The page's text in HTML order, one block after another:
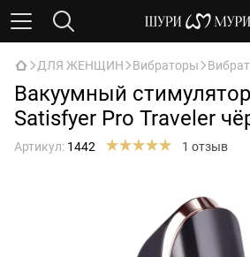
ДЛЯ ЖЕНЩИН Вибраторы
Вакуумный
Satisfyer Pro Traveler
Артикул: 1442 1 отзыв